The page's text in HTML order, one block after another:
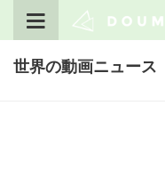
世界の動画ニュース